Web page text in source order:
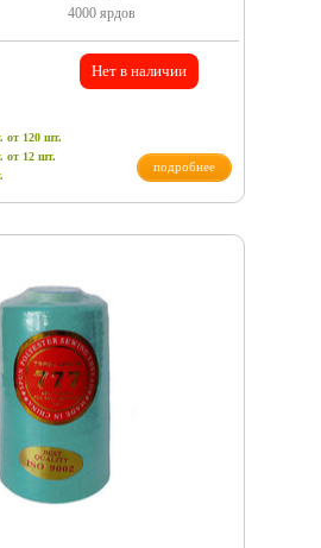
4000 ярдов
Нет в наличии
от 120 шт.
от 12 шт.
подробнее